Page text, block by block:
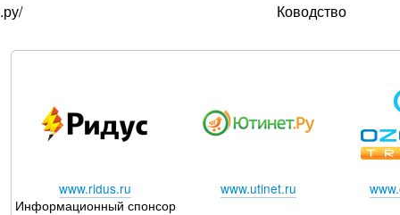
.ру/
Ководство
www.ridus.ru
Информационный спонсор
www.utinet.ru